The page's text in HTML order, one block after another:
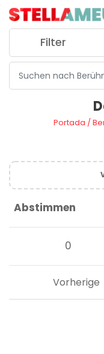
Filter
Portada /
Abstimmen
0
Vorherige